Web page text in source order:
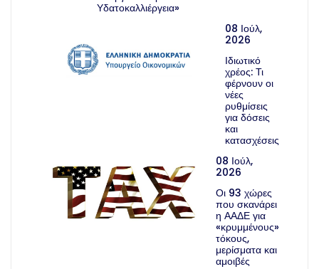
Υδατοκαλλιέργεια»
08 Ιούλ,
2026
Ιδιωτικό
χρέος: Τι
φέρνουν οι
νέες
ρυθμίσεις
για δόσεις
και
κατασχέσεις
08 Ιούλ,
2026
Οι 93 χώρες
που σκανάρει
η ΑΑΔΕ για
«κρυμμένους»
τόκους,
μερίσματα και
αμοιβές